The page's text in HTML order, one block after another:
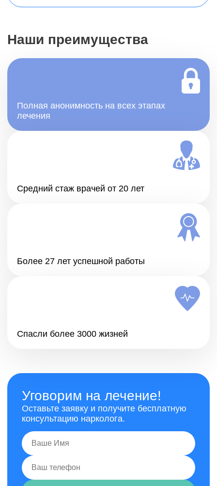
Наши преимущества
Полная анонимность на всех этапах
лечения
Средний стаж врачей от 20 лет
Более 27 лет успешной работы
Спасли более 3000 жизней
Уговорим на лечение!
Оставьте заявку и получите бесплатную
консультацию нарколога.